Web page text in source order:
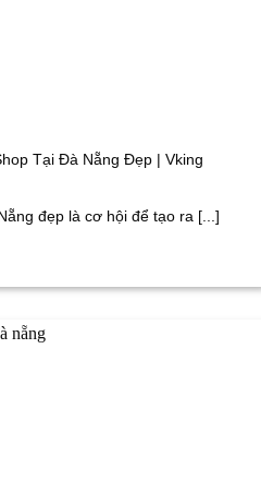
Tại Đà Nẵng Đẹp | Vking
đẹp là cơ hội để tạo ra [...]